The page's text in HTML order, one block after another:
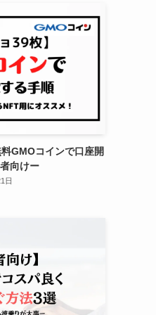
GMOコインで口座開
向けー
日